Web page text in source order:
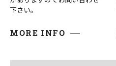
下さい。
MORE INFO